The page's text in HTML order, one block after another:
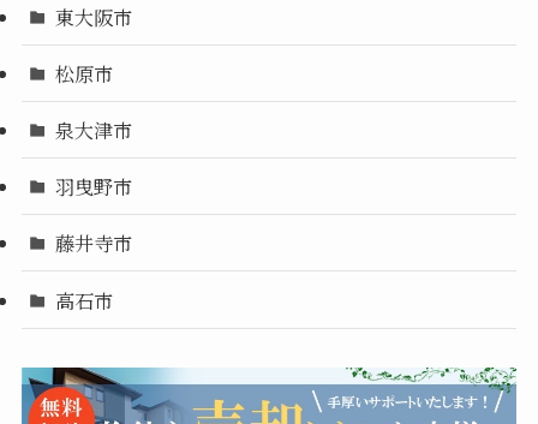
東大阪市
松原市
泉大津市
羽曳野市
藤井寺市
高石市